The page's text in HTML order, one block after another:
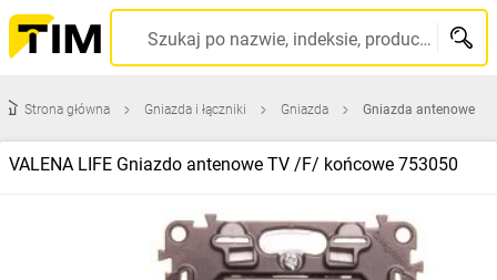
Szukaj po nazwie, indeksie, producencie, kodzie kreskowym...
Strona główna Gniazda i łączniki Gniazda Gniazda antenowe
VALENA LIFE Gniazdo antenowe TV /F/ końcowe 753050